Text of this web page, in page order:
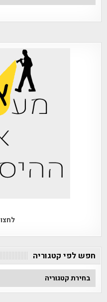
חפש לפי קטגוריה
חפש
לפי
קטגוריה